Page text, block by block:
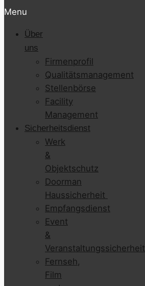
Menu
Über
uns
Firmenprofil
Qualitätsmanagement
Stellenbörse
Facility
Management
Sicherheitsdienst
Werk
&
Objektschutz
Doorman
Haussicherheit
Empfangsdienst
Event
&
Veranstaltungssicherheit
Fernseh,
Film